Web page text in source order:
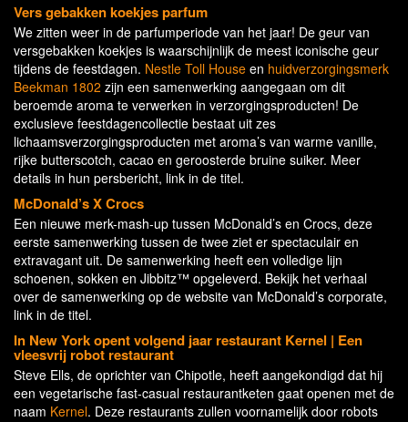
Vers gebakken koekjes parfum
We zitten weer in de parfumperiode van het jaar! De geur van
versgebakken koekjes is waarschijnlijk de meest iconische geur
tijdens de feestdagen. Nestle Toll House en huidverzorgingsmerk
Beekman 1802 zijn een samenwerking aangegaan om dit
beroemde aroma te verwerken in verzorgingsproducten! De
exclusieve feestdagencollectie bestaat uit zes
lichaamsverzorgingsproducten met aroma’s van warme vanille,
rijke butterscotch, cacao en geroosterde bruine suiker. Meer
details in hun persbericht, link in de titel.
McDonald’s X Crocs
Een nieuwe merk-mash-up tussen McDonald’s en Crocs, deze
eerste samenwerking tussen de twee ziet er spectaculair en
extravagant uit. De samenwerking heeft een volledige lijn
schoenen, sokken en Jibbitz™ opgeleverd. Bekijk het verhaal
over de samenwerking op de website van McDonald’s corporate,
link in de titel.
In New York opent volgend jaar restaurant Kernel | Een
vleesvrij robot restaurant
Steve Ells, de oprichter van Chipotle, heeft aangekondigd dat hij
een vegetarische fast-casual restaurantketen gaat openen met de
naam Kernel. Deze restaurants zullen voornamelijk door robots